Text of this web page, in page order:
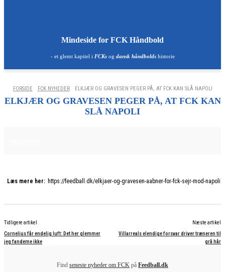
Mindeside for FCK Håndbold
- et glemt kapitel i FCKsog dansk håndboldshistorie
FORSIDE FCK NYHEDER ELKJÆR OG GRAVESEN PEGER PÅ, AT FCK KAN SLÅ NAPOLI
ELKJÆR OG GRAVESEN PEGER PÅ, AT FCK KAN
SLÅ NAPOLI
Læs mere her: https://feedball.dk/elkjaer-og-gravesen-aabner-for-fck-sejr-mod-napoli
Tidligere artikel
Cornelius får endelig luft: Det her glemmer
jeg fandeme ikke
Næste artikel
Villarreals elendige forsvar driver træneren til
grå hår
Find seneste nyheder om FCK på Feedball.dk